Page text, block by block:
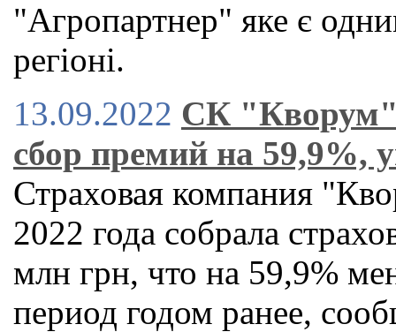
"Агропартнер" яке є
регіоні.
13.09.2022 СК "Кворум"
сбор премий на 59,9%,
Страховая компания
2022 года собрала
млн грн, что на 59,9%
период годом ранее,